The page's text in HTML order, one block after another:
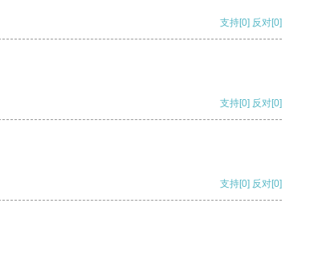
支持[0] 反对[0]
支持[0] 反对[0]
支持[0] 反对[0]